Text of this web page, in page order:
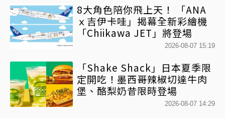
8大角色陪你飛上天！ 「ANA
ｘ吉伊卡哇」揭幕全新彩繪機
「Chiikawa JET」將登場
2026-08-07 15:19
「Shake Shack」日本夏季限
定開吃！墨西哥辣椒切達牛肉
堡、酪梨奶昔限時登場
2026-08-07 14:29